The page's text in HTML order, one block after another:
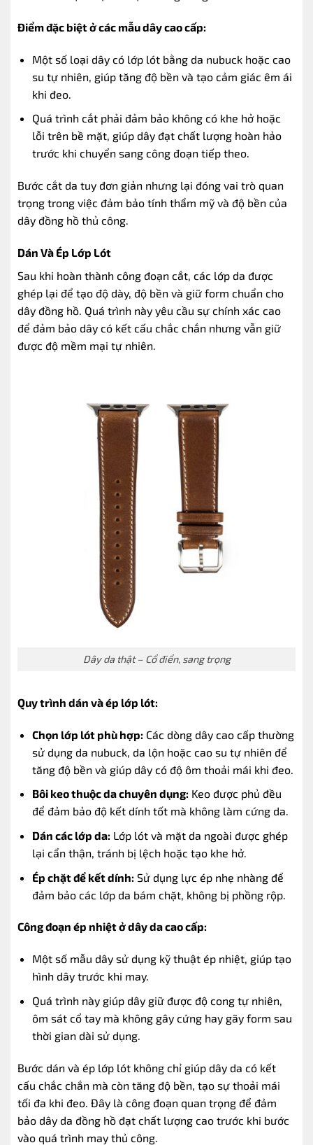
Điểm đặc biệt ở các mẫu dây cao cấp:
Một số loại dây có lớp lót bằng da nubuck hoặc cao
su tự nhiên, giúp tăng độ bền và tạo cảm giác êm ái
khi đeo.
Quá trình cắt phải đảm bảo không có khe hở hoặc
lỗi trên bề mặt, giúp dây đạt chất lượng hoàn hảo
trước khi chuyển sang công đoạn tiếp theo.
Bước cắt da tuy đơn giản nhưng lại đóng vai trò quan
trọng trong việc đảm bảo tính thẩm mỹ và độ bền của
dây đồng hồ thủ công.
Dán Và Ép Lớp Lót
Sau khi hoàn thành công đoạn cắt, các lớp da được
ghép lại để tạo độ dày, độ bền và giữ form chuẩn cho
dây đồng hồ. Quá trình này yêu cầu sự chính xác cao
để đảm bảo dây có kết cấu chắc chắn nhưng vẫn giữ
được độ mềm mại tự nhiên.
Dây da thật – Cổ điển, sang trọng
Quy trình dán và ép lớp lót:
Chọn lớp lót phù hợp: Các dòng dây cao cấp thường
sử dụng da nubuck, da lộn hoặc cao su tự nhiên để
tăng độ bền và giúp dây có độ ôm thoải mái khi đeo.
Bôi keo thuộc da chuyên dụng: Keo được phủ đều
để đảm bảo độ kết dính tốt mà không làm cứng da.
Dán các lớp da: Lớp lót và mặt da ngoài được ghép
lại cẩn thận, tránh bị lệch hoặc tạo khe hở.
Ép chặt để kết dính: Sử dụng lực ép nhẹ nhàng để
đảm bảo các lớp da bám chặt, không bị phồng rộp.
Công đoạn ép nhiệt ở dây da cao cấp:
Một số mẫu dây sử dụng kỹ thuật ép nhiệt, giúp tạo
hình dây trước khi may.
Quá trình này giúp dây giữ được độ cong tự nhiên,
ôm sát cổ tay mà không gây cứng hay gãy form sau
thời gian dài sử dụng.
Bước dán và ép lớp lót không chỉ giúp dây da có kết
cấu chắc chắn mà còn tăng độ bền, tạo sự thoải mái
tối đa khi đeo. Đây là công đoạn quan trọng để đảm
bảo dây da đồng hồ đạt chất lượng cao trước khi bước
vào quá trình may thủ công.